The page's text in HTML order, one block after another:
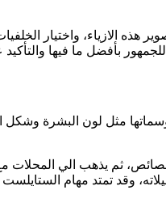
هذه الازياء، واختيار
بأفضل ما فيها والتأكيد
وسماتها مثل لون البشرة
ثم يذهب الي
وقد تمتد مهام